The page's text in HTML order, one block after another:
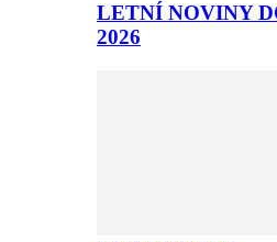
LETNÍ NOVINY
2026